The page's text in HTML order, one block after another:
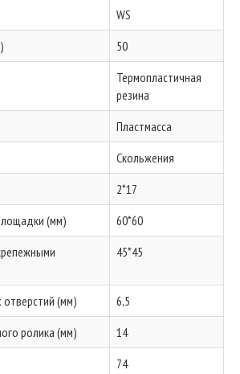
WS
50
Термопластичная
резина
Пластмасса
Скольжения
2*17
(мм)
60*60
45*45
(мм)
6,5
ролика (мм)
14
74